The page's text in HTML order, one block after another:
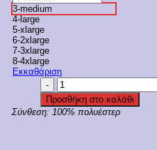
3-medium
4-large
5-xlarge
6-2xlarge
7-3xlarge
8-4xlarge
Εκκαθάριση
Bluepoint
Ανδρικό
Μαγιό
Βερμούδα
Προσθήκη στο καλάθι
Σύνθεση: 100% πολυέστερ